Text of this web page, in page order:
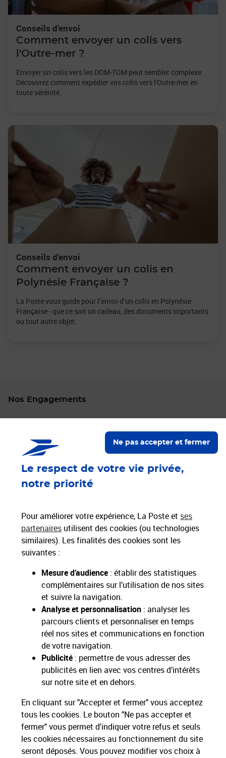
Le respect de votre vie privée,
notre priorité
Pour améliorer votre expérience, La Poste et ses
partenaires utilisent des cookies (ou technologies
similaires). Les finalités des cookies sont les
suivantes :
Mesure d’audience : établir des statistiques
complémentaires sur l’utilisation de nos sites
et suivre la navigation.
Analyse et personnalisation : analyser les
parcours clients et personnaliser en temps
réel nos sites et communications en fonction
de votre navigation.
Publicité : permettre de vous adresser des
publicités en lien avec vos centres d’intérêts
sur notre site et en dehors.
En cliquant sur "Accepter et fermer" vous acceptez
tous les cookies. Le bouton "Ne pas accepter et
fermer" vous permet d'indiquer votre refus et seuls
les cookies nécessaires au fonctionnement du site
seront déposés. Vous pouvez modifier vos choix à
Ne pas accepter et fermer
Conseils d'envoi
Comment envoyer un colis vers
l'Outre-mer ?
Envoyer un colis vers les DOM-TOM peut sembler complexe.
Découvrez comment expédier vos colis vers l'Outre-mer en
toute sérénité.
Conseils d'envoi
Comment envoyer un colis en
Polynésie Française ?
La Poste vous guide pour l’envoi d’un colis en Polynésie
Française - que ce soit un cadeau, des documents importants
ou tout autre objet.
Nos Engagements
Localiser un bureau de poste
Paiements 100% sécurisés
Hors livres et hors produits marketplace
Nos engagements
sociétaux et environnementaux
Applications La Poste
Restons connectés
Nos Services
Nos Produits
Nos Tarifs